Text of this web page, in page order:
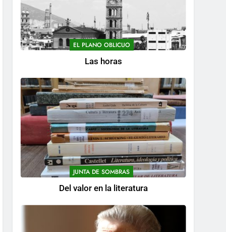
EL PLANO OBLICUO
Las horas
JUNTA DE SOMBRAS
Del valor en la literatura